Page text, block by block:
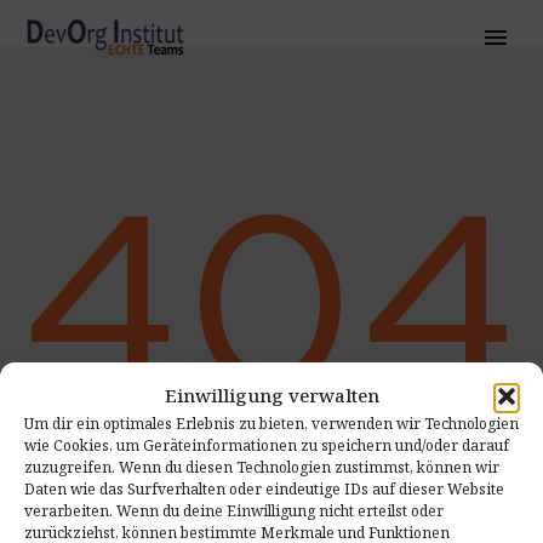
Einwilligung verwalten
Um dir ein optimales Erlebnis zu bieten, verwenden wir Technologien
wie Cookies, um Geräteinformationen zu speichern und/oder darauf
zuzugreifen. Wenn du diesen Technologien zustimmst, können wir
Daten wie das Surfverhalten oder eindeutige IDs auf dieser Website
verarbeiten. Wenn du deine Einwilligung nicht erteilst oder
zurückziehst, können bestimmte Merkmale und Funktionen
404
PAGE NOT FOUND